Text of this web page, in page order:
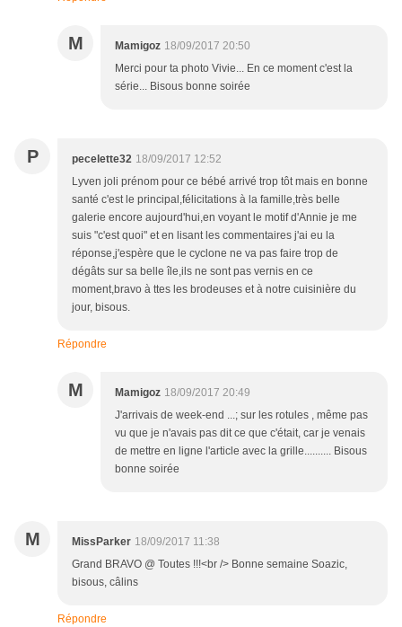
M Mamigoz 18/09/2017 20:50
Merci pour ta photo Vivie... En ce moment c'est la
série... Bisous bonne soirée
P pecelette32 18/09/2017 12:52
Lyven joli prénom pour ce bébé arrivé trop tôt mais en bonne
santé c'est le principal,félicitations à la famille,très belle
galerie encore aujourd'hui,en voyant le motif d'Annie je me
suis "c'est quoi" et en lisant les commentaires j'ai eu la
réponse,j'espère que le cyclone ne va pas faire trop de
dégâts sur sa belle île,ils ne sont pas vernis en ce
moment,bravo à ttes les brodeuses et à notre cuisinière du
jour, bisous.
Répondre
M Mamigoz 18/09/2017 20:49
J'arrivais de week-end ...; sur les rotules , même pas
vu que je n'avais pas dit ce que c'était, car je venais
de mettre en ligne l'article avec la grille.......... Bisous
bonne soirée
M MissParker 18/09/2017 11:38
Grand BRAVO @ Toutes !!!<br /> Bonne semaine Soazic,
bisous, câlins
Répondre